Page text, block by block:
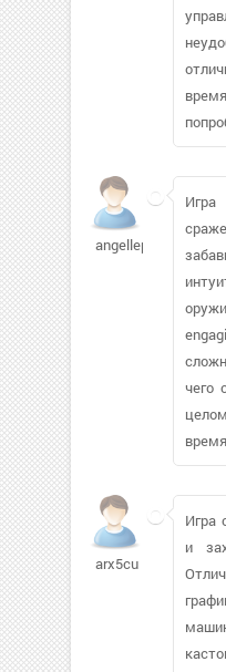
angellep
Игра
чего
arx5cu
Игра
и